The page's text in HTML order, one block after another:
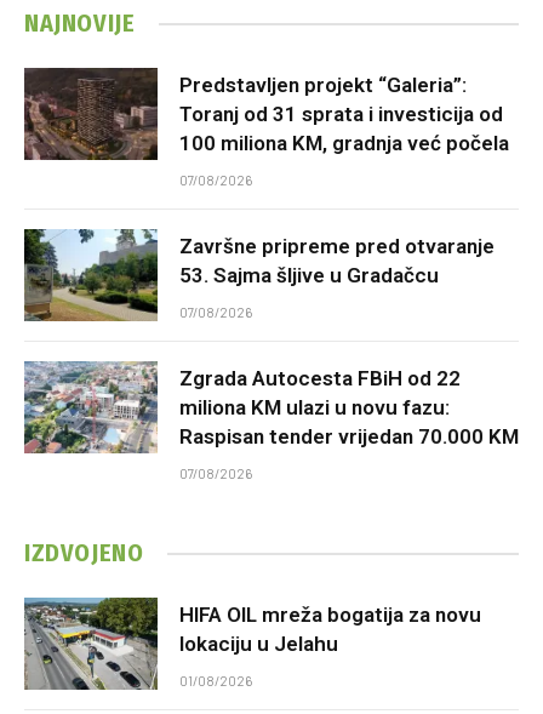
NAJNOVIJE
Predstavljen projekt “Galeria”:
Toranj od 31 sprata i investicija od
100 miliona KM, gradnja već počela
07/08/2026
Završne pripreme pred otvaranje
53. Sajma šljive u Gradačcu
07/08/2026
Zgrada Autocesta FBiH od 22
miliona KM ulazi u novu fazu:
Raspisan tender vrijedan 70.000 KM
07/08/2026
IZDVOJENO
HIFA OIL mreža bogatija za novu
lokaciju u Jelahu
01/08/2026